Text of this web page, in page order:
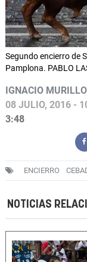
Segundo encierro de
Pamplona. PABLO
IGNACIO MURILLO
08 JULIO, 2016 -
3:48
ENCIERRO
NOTICIAS